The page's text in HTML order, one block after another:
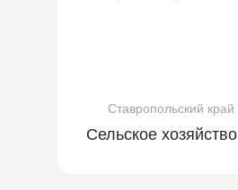
Ставропольский край
Сельское хозяйство